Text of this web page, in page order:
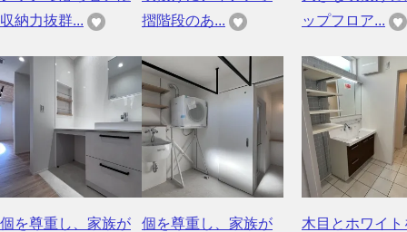
収納力抜群...
摺階段のあ...
ップフロア...
個を尊重し、家族が
個を尊重し、家族が
木目とホワイト